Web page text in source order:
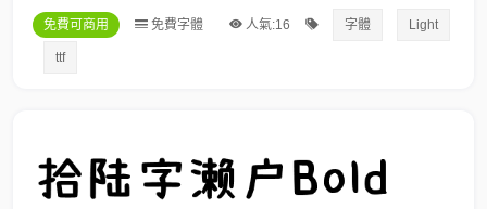
免費可商用 免費字體 人氣:16 字體 Light
ttf